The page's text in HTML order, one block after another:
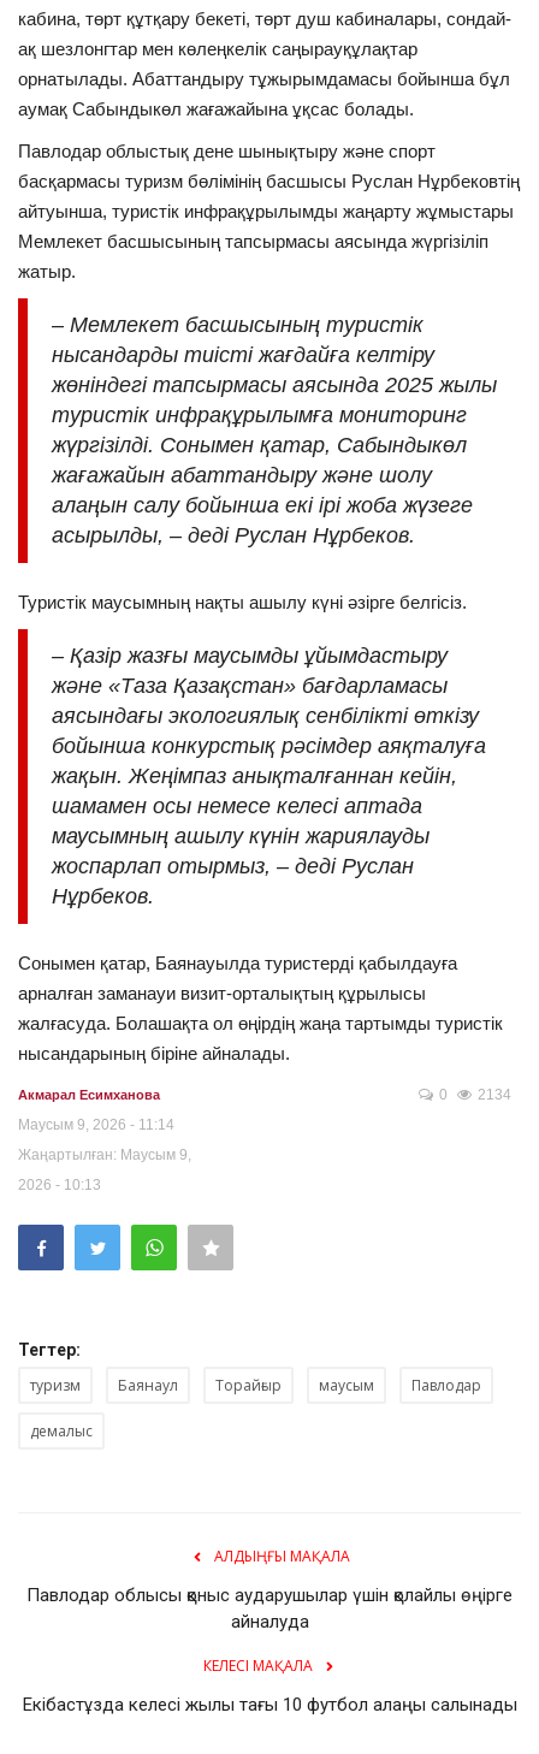
кабина, төрт құтқару бекеті, төрт душ кабиналары, сондай-
ақ шезлонгтар мен көлеңкелік саңырауқұлақтар
орнатылады. Абаттандыру тұжырымдамасы бойынша бұл
аумақ Сабындыкөл жағажайына ұқсас болады.
Павлодар облыстық дене шынықтыру және спорт
басқармасы туризм бөлімінің басшысы Руслан Нұрбековтің
айтуынша, туристік инфрақұрылымды жаңарту жұмыстары
Мемлекет басшысының тапсырмасы аясында жүргізіліп
жатыр.
– Мемлекет басшысының туристік
нысандарды тиісті жағдайға келтіру
жөніндегі тапсырмасы аясында 2025 жылы
туристік инфрақұрылымға мониторинг
жүргізілді. Сонымен қатар, Сабындыкөл
жағажайын абаттандыру және шолу
алаңын салу бойынша екі ірі жоба жүзеге
асырылды, – деді Руслан Нұрбеков.
Туристік маусымның нақты ашылу күні әзірге белгісіз.
– Қазір жазғы маусымды ұйымдастыру
және «Таза Қазақстан» бағдарламасы
аясындағы экологиялық сенбілікті өткізу
бойынша конкурстық рәсімдер аяқталуға
жақын. Жеңімпаз анықталғаннан кейін,
шамамен осы немесе келесі аптада
маусымның ашылу күнін жариялауды
жоспарлап отырмыз, – деді Руслан
Нұрбеков.
Сонымен қатар, Баянауылда туристерді қабылдауға
арналған заманауи визит-орталықтың құрылысы
жалғасуда. Болашақта ол өңірдің жаңа тартымды туристік
нысандарының біріне айналады.
Акмарал Есимханова
Маусым 9, 2026 - 11:14
Жаңартылған: Маусым 9,
2026 - 10:13
0 2134
Тегтер:
туризм Баянаул Торайғыр маусым Павлодар
демалыс
АЛДЫҢҒЫ МАҚАЛА
Павлодар облысы қоныс аударушылар үшін қолайлы өңірге
айналуда
КЕЛЕСІ МАҚАЛА
Екібастұзда келесі жылы тағы 10 футбол алаңы салынады